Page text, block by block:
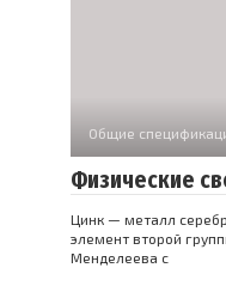
Общие
Физические
Цинк — металл
элемент второй
Менделеева с